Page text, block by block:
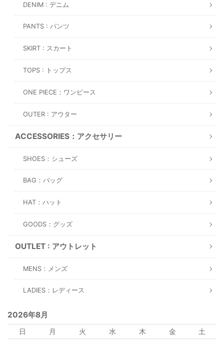
DENIM : デニム
PANTS : パンツ
SKIRT : スカート
TOPS : トップス
ONE PIECE：ワンピース
OUTER : アウター
ACCESSORIES：アクセサリー
SHOES：シューズ
BAG：バッグ
HAT：ハット
GOODS：グッズ
OUTLET : アウトレット
MENS：メンズ
LADIES：レディース
2026年8月
日 月 火 水 木 金
土